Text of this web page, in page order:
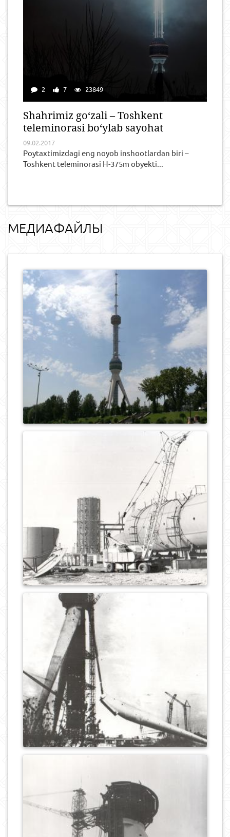
2 7 23849
Shahrimiz go‘zali – Toshkent
teleminorasi bo‘ylab sayohat
09.02.2017
Poytaxtimizdagi eng noyob inshootlardan biri –
Toshkent teleminorasi H-375m obyekti...
МЕДИАФАЙЛЫ
0 594
0
0 513